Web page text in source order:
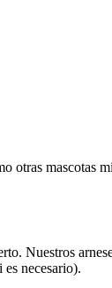
otras mascotas
Nuestros
necesario).